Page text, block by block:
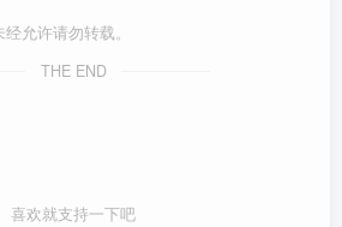
允许请勿转载。
THE END
喜欢就支持一下吧